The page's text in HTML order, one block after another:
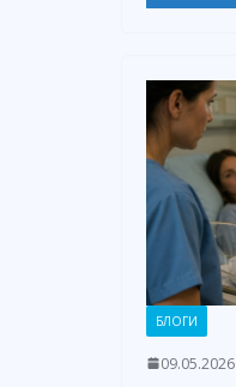
БЛОГИ
09.05.2026